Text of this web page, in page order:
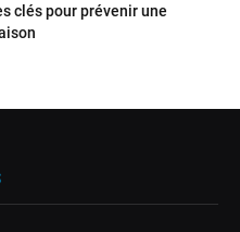
clés pour prévenir une